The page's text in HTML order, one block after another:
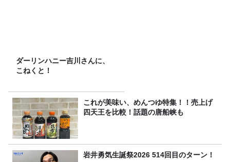
ダーリンハニー吉川さんに、
こねくと！
これが美味い、めんつゆ特集！！売上げ
四天王を比較！話題の唐船峡も
岩井勇気生誕祭2026 514回目のターン！